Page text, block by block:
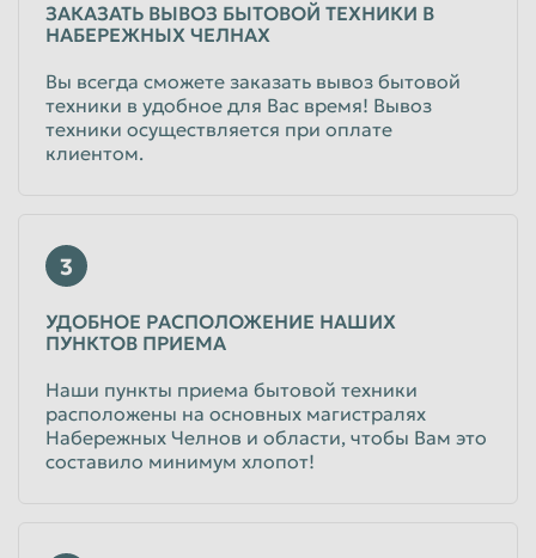
ЗАКАЗАТЬ ВЫВОЗ БЫТОВОЙ ТЕХНИКИ В
НАБЕРЕЖНЫХ ЧЕЛНАХ
Вы всегда сможете заказать вывоз бытовой
техники в удобное для Вас время! Вывоз
техники осуществляется при оплате
клиентом.
3
УДОБНОЕ РАСПОЛОЖЕНИЕ НАШИХ
ПУНКТОВ ПРИЕМА
Наши пункты приема бытовой техники
расположены на основных магистралях
Набережных Челнов и области, чтобы Вам это
составило минимум хлопот!